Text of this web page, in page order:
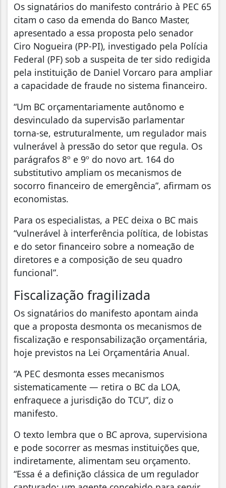
Os signatários do manifesto contrário à PEC 65
citam o caso da emenda do Banco Master,
apresentado a essa proposta pelo senador
Ciro Nogueira (PP-PI), investigado pela Polícia
Federal (PF) sob a suspeita de ter sido redigida
pela instituição de Daniel Vorcaro para ampliar
a capacidade de fraude no sistema financeiro.
“Um BC orçamentariamente autônomo e
desvinculado da supervisão parlamentar
torna-se, estruturalmente, um regulador mais
vulnerável à pressão do setor que regula. Os
parágrafos 8º e 9º do novo art. 164 do
substitutivo ampliam os mecanismos de
socorro financeiro de emergência”, afirmam os
economistas.
Para os especialistas, a PEC deixa o BC mais
“vulnerável à interferência política, de lobistas
e do setor financeiro sobre a nomeação de
diretores e a composição de seu quadro
funcional”.
Fiscalização fragilizada
Os signatários do manifesto apontam ainda
que a proposta desmonta os mecanismos de
fiscalização e responsabilização orçamentária,
hoje previstos na Lei Orçamentária Anual.
“A PEC desmonta esses mecanismos
sistematicamente — retira o BC da LOA,
enfraquece a jurisdição do TCU”, diz o
manifesto.
O texto lembra que o BC aprova, supervisiona
e pode socorrer as mesmas instituições que,
indiretamente, alimentam seu orçamento.
“Essa é a definição clássica de um regulador